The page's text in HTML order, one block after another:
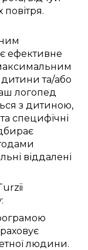
повітря.
є ефективне
дитини та/або
логопед
з дитиною,
та специфічні
віддалені
людини.